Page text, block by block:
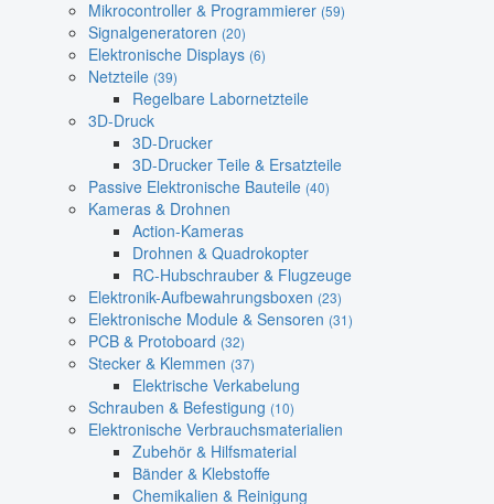
Mikrocontroller & Programmierer (59)
Signalgeneratoren (20)
Elektronische Displays (6)
Netzteile (39)
Regelbare Labornetzteile
3D-Druck
3D-Drucker
3D-Drucker Teile & Ersatzteile
Passive Elektronische Bauteile (40)
Kameras & Drohnen
Action-Kameras
Drohnen & Quadrokopter
RC-Hubschrauber & Flugzeuge
Elektronik-Aufbewahrungsboxen (23)
Elektronische Module & Sensoren (31)
PCB & Protoboard (32)
Stecker & Klemmen (37)
Elektrische Verkabelung
Schrauben & Befestigung (10)
Elektronische Verbrauchsmaterialien
Zubehör & Hilfsmaterial
Bänder & Klebstoffe
Chemikalien & Reinigung